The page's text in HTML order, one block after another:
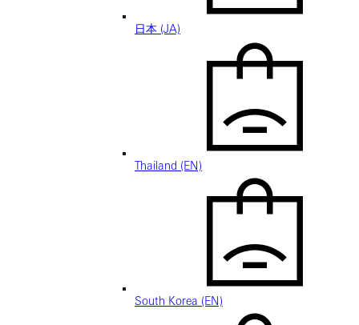
日本 (JA)
Thailand (EN)
South Korea (EN)